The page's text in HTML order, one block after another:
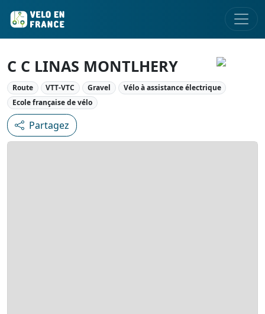
C C LINAS MONTLHERY
Route VTT-VTC Gravel
Vélo à assistance électrique
Ecole française de vélo
Partagez